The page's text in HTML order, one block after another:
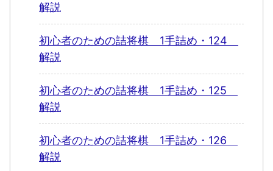
解説
初心者のための詰将棋 1手詰め・124
解説
初心者のための詰将棋 1手詰め・125
解説
初心者のための詰将棋 1手詰め・126
解説